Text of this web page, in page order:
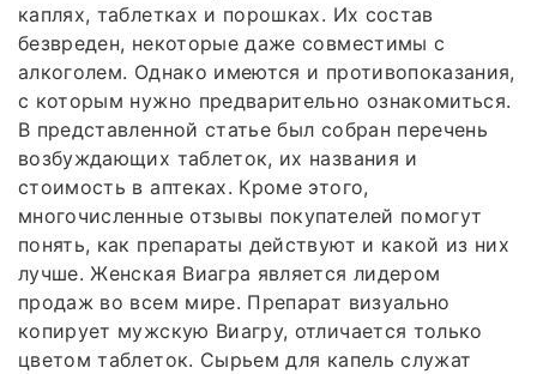
каплях, таблетках и порошках. Их состав
безвреден, некоторые даже совместимы с
алкоголем. Однако имеются и противопоказания,
с которым нужно предварительно ознакомиться.
В представленной статье был собран перечень
возбуждающих таблеток, их названия и
стоимость в аптеках. Кроме этого,
многочисленные отзывы покупателей помогут
понять, как препараты действуют и какой из них
лучше. Женская Виагра является лидером
продаж во всем мире. Препарат визуально
копирует мужскую Виагру, отличается только
цветом таблеток. Сырьем для капель служат